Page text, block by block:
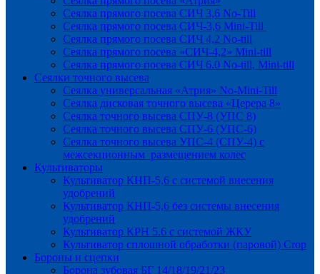
Сеялка прямого посева СИЧ 3,6 No-Till
Сеялка прямого посева СИЧ-3,6 Mini-Till
Сеялка прямого посева СИЧ 4,2 No-till
Сеялка прямого посева «СИЧ-4,2» Mini-till
Сеялка прямого посева СИЧ 6.0 No-till, Mini-till
Сеялки точного высева
Сеялка универсальная «Атрия» No-Mini-Till
Сеялка дисковая точного высева «Церера 8»
Сеялка точного высева СПУ-8 (УПС 8)
Сеялка точного высева СПУ-6 (УПС-6)
Сеялка точного высева УПС-4 (СПУ-4) с
межсекционным размещением колес
Культиваторы
Культиватор КНП-5,6 с системой внесения
удобрений
Культиватор КНП-5,6 без системы внесения
удобрений
Культиватор КРН 5.6 с системой ЖКУ
Культиватор сплошной обработки (паровой) Crop
Бороны и сцепки
Борона зубовая БГ 14/18/19/21/23